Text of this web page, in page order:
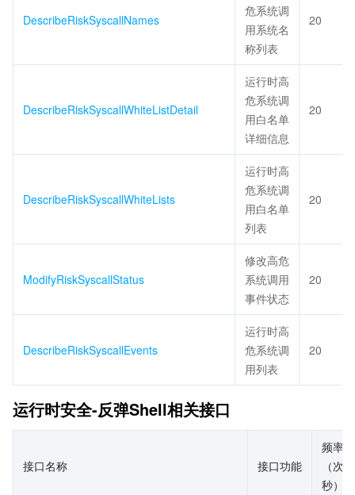
DescribeRiskSyscallNames
危系统调
用系统名
称列表
20
DescribeRiskSyscallWhiteListDetail
运行时高
危系统调
用白名单
详细信息
20
DescribeRiskSyscallWhiteLists
运行时高
危系统调
用白名单
列表
20
ModifyRiskSyscallStatus
修改高危
系统调用
事件状态
20
DescribeRiskSyscallEvents
运行时高
危系统调
用列表
20
运行时安全-反弹Shell相关接口
接口名称 接口功能
频率
（次/
秒）